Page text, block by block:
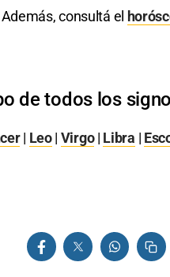
consultá el
de todos los
| Leo| Virgo| Libra |